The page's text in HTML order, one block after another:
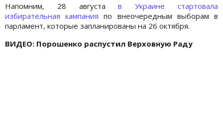
Напомним, 28 августав Украине стартовала
избирательная кампанияпо внеочередным выборам в
парламент, которые запланированы на 26 октября.
ВИДЕО: Порошенко распустил Верховную Раду